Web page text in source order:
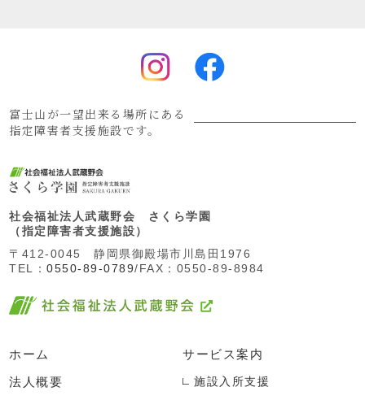
富士山が一望出来る場所にある
指定障害者支援施設です。
社会福祉法人武蔵野会 さくら学園
（指定障害者支援施設）
〒412-0045 静岡県御殿場市川島田1976
TEL：0550-89-0789/FAX：0550-89-8984
ホーム
法人概要
サービス案内
施設入所支援